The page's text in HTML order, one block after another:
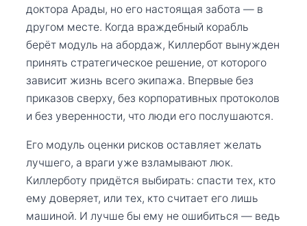
доктора Арады, но его настоящая забота — в
другом месте. Когда враждебный корабль
берёт модуль на абордаж, Киллербот вынужден
принять стратегическое решение, от которого
зависит жизнь всего экипажа. Впервые без
приказов сверху, без корпоративных протоколов
и без уверенности, что люди его послушаются.
Его модуль оценки рисков оставляет желать
лучшего, а враги уже взламывают люк.
Киллерботу придётся выбирать: спасти тех, кто
ему доверяет, или тех, кто считает его лишь
машиной. И лучше бы ему не ошибиться — ведь